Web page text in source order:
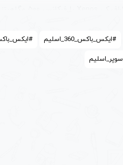
گیگابایت
#ایکس_باکس_360_اسلیم